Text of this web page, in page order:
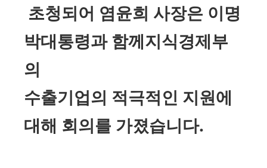
초청되어 염윤희 사장은 이명
박대통령과 함께지식경제부
의
수출기업의 적극적인 지원에
대해 회의를 가졌습니다.